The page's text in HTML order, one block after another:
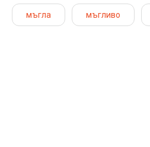
мъгла мъгливо